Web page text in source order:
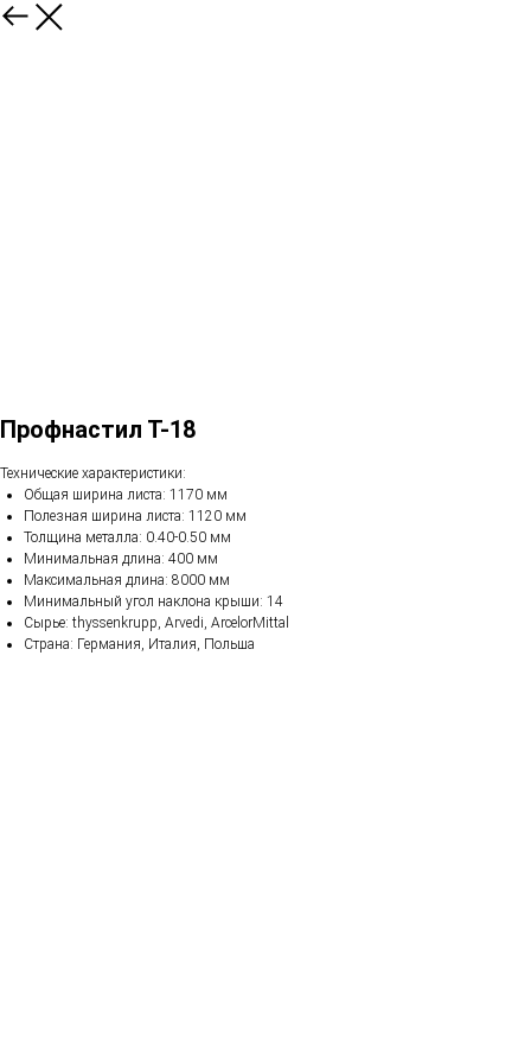
Профнастил Т-18
Технические характеристики:
Общая ширина листа: 1170 мм
Полезная ширина листа: 1120 мм
Толщина металла: 0.40-0.50 мм
Минимальная длина: 400 мм
Максимальная длина: 8000 мм
Минимальный угол наклона крыши: 14
Сырье: thyssenkrupp, Arvedi, ArcelorMittal
Страна: Германия, Италия, Польша